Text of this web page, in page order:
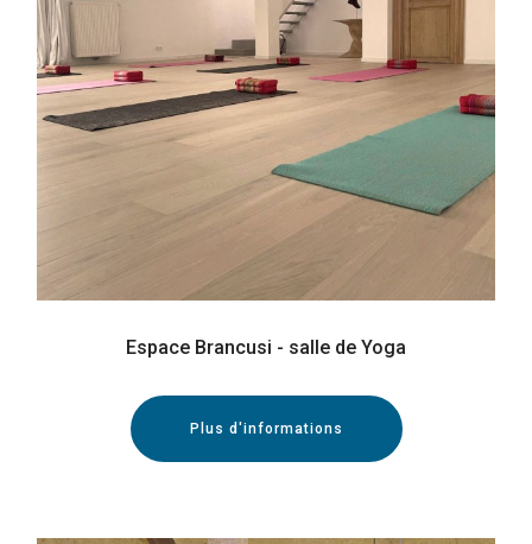
Espace Brancusi - salle de Yoga
Plus d'informations